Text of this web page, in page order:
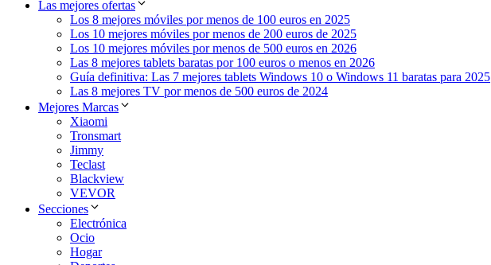
Las mejores ofertas
Los 8 mejores móviles por menos de 100 euros en 2025
Los 10 mejores móviles por menos de 200 euros de 2025
Los 10 mejores móviles por menos de 500 euros en 2026
Las 8 mejores tablets baratas por 100 euros o menos en 2026
Guía definitiva: Las 7 mejores tablets Windows 10 o Windows 11 baratas para 2025
Las 8 mejores TV por menos de 500 euros de 2024
Mejores Marcas
Xiaomi
Tronsmart
Jimmy
Teclast
Blackview
VEVOR
Secciones
Electrónica
Ocio
Hogar